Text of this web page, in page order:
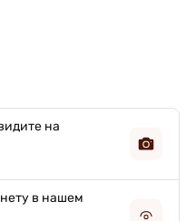
на
в нашем